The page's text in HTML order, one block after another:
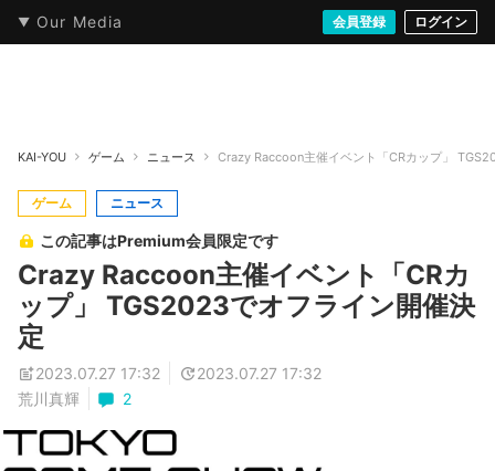
Our Media 会員登録 ログイン
本・文芸 情報化社会 音楽・映像 ゲームストリート
KAI-YOU ゲーム ニュース Crazy Raccoon主催イベント「CRカップ」
ゲーム ニュース
この記事はPremium会員限定です
Crazy Raccoon主催イベント「CRカ
ップ」 TGS2023でオフライン開催決
定
2023.07.27 17:32
2023.07.27 17:32
荒川真輝
2